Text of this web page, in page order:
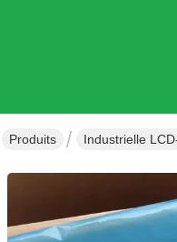
Produits Industrielle